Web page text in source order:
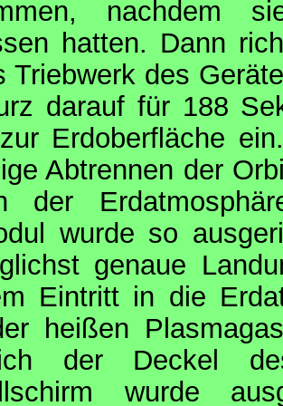
nachdem
hatten. Dann
Triebwerk des
darauf für 188
Erdoberfläche
Abtrennen der
der
wurde so
genaue
Eintritt in die
heißen
der Deckel
wurde